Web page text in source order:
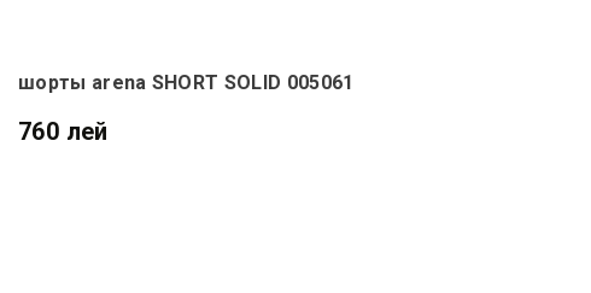
шорты arena SHORT SOLID 005061
760 лей